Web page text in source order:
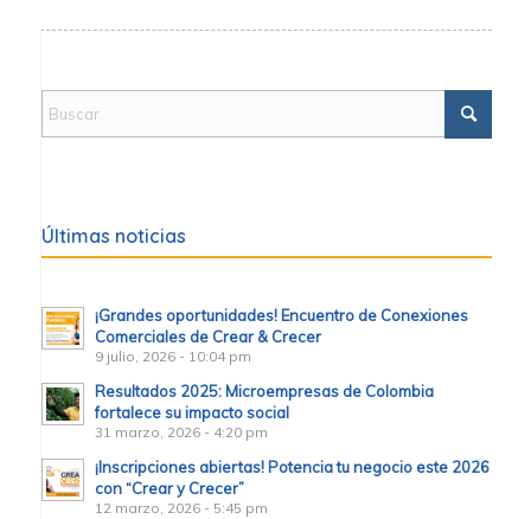
Últimas noticias
¡Grandes oportunidades! Encuentro de Conexiones
Comerciales de Crear & Crecer
9 julio, 2026 - 10:04 pm
Resultados 2025: Microempresas de Colombia
fortalece su impacto social
31 marzo, 2026 - 4:20 pm
¡Inscripciones abiertas! Potencia tu negocio este 2026
con “Crear y Crecer”
12 marzo, 2026 - 5:45 pm